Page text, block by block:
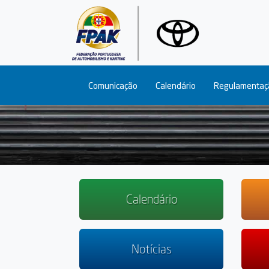
Comunicação Calendário
Calendário
Notícias